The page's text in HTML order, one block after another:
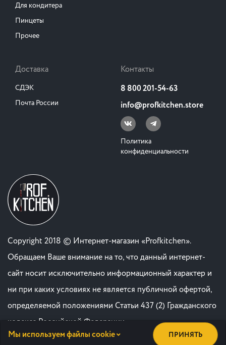
Для кондитера
Пинцеты
Прочее
Доставка
СДЭК
Почта России
Контакты
8 800 201-54-63
info@profkitchen.store
Политика
конфиденциальности
Copyright 2018 © Интернет-магазин «Profkitchen».
Обращаем Ваше внимание на то, что данный интернет-
сайт носит исключительно информационный характер и
ни при каких условиях не является публичной офертой,
определяемой положениями Статьи 437 (2) Гражданского
кодекса Российской Федерации. .
Мы используем файлы cookie
ПРИНЯТЬ